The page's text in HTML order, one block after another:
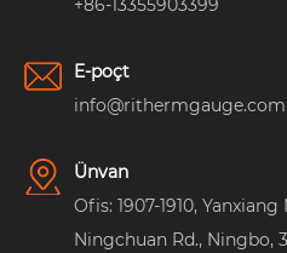
+86-574-87787718
+86-13355903399
E-poçt
info@rithermgauge.com